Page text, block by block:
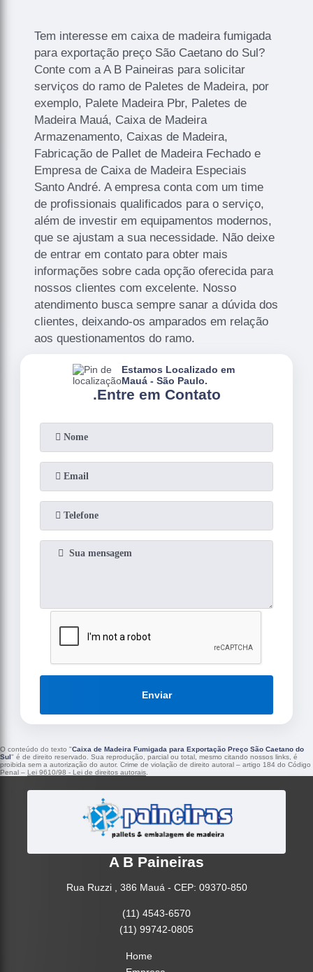
Tem interesse em caixa de madeira fumigada
para exportação preço São Caetano do Sul?
Conte com a A B Paineiras para solicitar
serviços do ramo de Paletes de Madeira, por
exemplo, Palete Madeira Pbr, Paletes de
Madeira Mauá, Caixa de Madeira
Armazenamento, Caixas de Madeira,
Fabricação de Pallet de Madeira Fechado e
Empresa de Caixa de Madeira Especiais
Santo André. A empresa conta com um time
de profissionais qualificados para o serviço,
além de investir em equipamentos modernos,
que se ajustam a sua necessidade. Não deixe
de entrar em contato para obter mais
informações sobre cada opção oferecida para
nossos clientes com excelente. Nosso
atendimento busca sempre sanar a dúvida dos
clientes, deixando-os amparados em relação
aos questionamentos do ramo.
.Entre em Contato
Estamos Localizado em
Mauá - São Paulo.
Enviar
O conteúdo do texto "Caixa de Madeira Fumigada para Exportação Preço São Caetano do
Sul " é de direito reservado. Sua reprodução, parcial ou total, mesmo citando nossos links, é
proibida sem a autorização do autor. Crime de violação de direito autoral – artigo 184 do Código
Penal – Lei 9610/98 - Lei de direitos autorais.
A B Paineiras
Rua Ruzzi , 386 Mauá - CEP: 09370-850
(11) 4543-6570
(11) 99742-0805
Home